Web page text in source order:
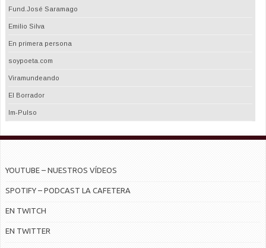
Fund.José Saramago
Emilio Silva
En primera persona
soypoeta.com
Viramundeando
El Borrador
Im-Pulso
YOUTUBE – NUESTROS VÍDEOS
SPOTIFY – PODCAST LA CAFETERA
EN TWITCH
EN TWITTER